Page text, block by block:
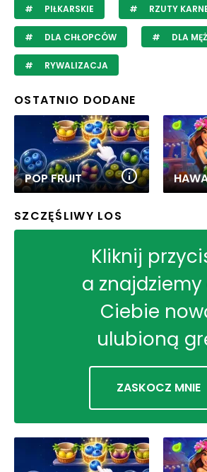
PIŁKARSKIE RZUTY
DLA CHŁOPCÓW DLA
RYWALIZACJA
OSTATNIO DODANE
POP FRUIT
SZCZĘŚLIWY LOS
Kliknij
a znajdziemy
Ciebie
ulubioną
ZASKOCZ MNIE